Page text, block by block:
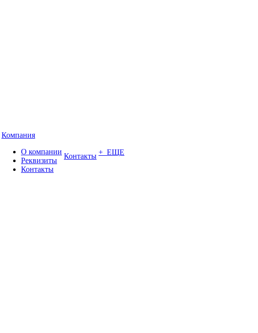
Компания
О компании
Реквизиты
Контакты
Контакты + ЕЩЕ